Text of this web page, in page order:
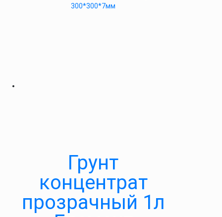
300*300*7мм
Грунт
концентрат
прозрачный 1л